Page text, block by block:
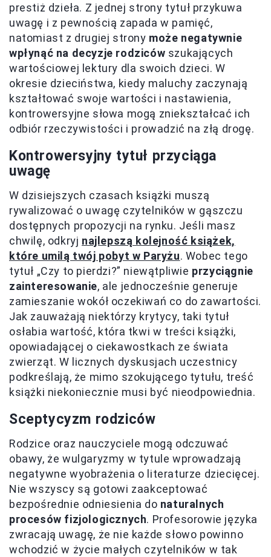
prestiż dzieła. Z jednej strony tytuł przykuwa
uwagę i z pewnością zapada w pamięć,
natomiast z drugiej strony może negatywnie
wpłynąć na decyzje rodziców szukających
wartościowej lektury dla swoich dzieci. W
okresie dzieciństwa, kiedy maluchy zaczynają
kształtować swoje wartości i nastawienia,
kontrowersyjne słowa mogą zniekształcać ich
odbiór rzeczywistości i prowadzić na złą drogę.
Kontrowersyjny tytuł przyciąga
uwagę
W dzisiejszych czasach książki muszą
rywalizować o uwagę czytelników w gąszczu
dostępnych propozycji na rynku. Jeśli masz
chwilę, odkryj najlepszą kolejność książek,
które umilą twój pobyt w Paryżu. Wobec tego
tytuł „Czy to pierdzi?” niewątpliwie przyciągnie
zainteresowanie, ale jednocześnie generuje
zamieszanie wokół oczekiwań co do zawartości.
Jak zauważają niektórzy krytycy, taki tytuł
osłabia wartość, która tkwi w treści książki,
opowiadającej o ciekawostkach ze świata
zwierząt. W licznych dyskusjach uczestnicy
podkreślają, że mimo szokującego tytułu, treść
książki niekoniecznie musi być nieodpowiednia.
Sceptycyzm rodziców
Rodzice oraz nauczyciele mogą odczuwać
obawy, że wulgaryzmy w tytule wprowadzają
negatywne wyobrażenia o literaturze dziecięcej.
Nie wszyscy są gotowi zaakceptować
bezpośrednie odniesienia do naturalnych
procesów fizjologicznych. Profesorowie języka
zwracają uwagę, że nie każde słowo powinno
wchodzić w życie małych czytelników w tak